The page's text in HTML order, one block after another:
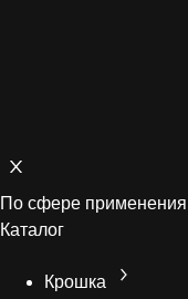
По сфере применения
Каталог
Крошка